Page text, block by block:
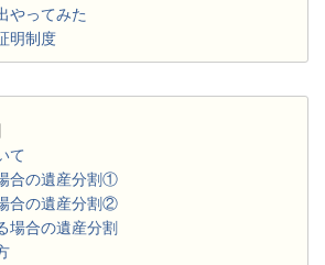
やってみた
明制度
て
合の遺産分割①
合の遺産分割②
場合の遺産分割